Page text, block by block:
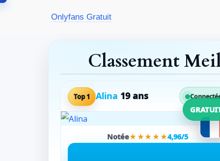
Onlyfans Gratuit
Classement
Top 1 Alina 19 ans
Notée★★★★★4,96/5